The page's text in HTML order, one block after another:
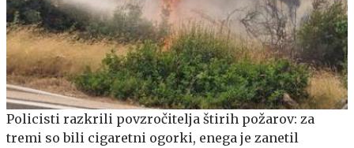
Policisti razkrili povzročitelja štirih požarov: za
tremi so bili cigaretni ogorki, enega je zanetil